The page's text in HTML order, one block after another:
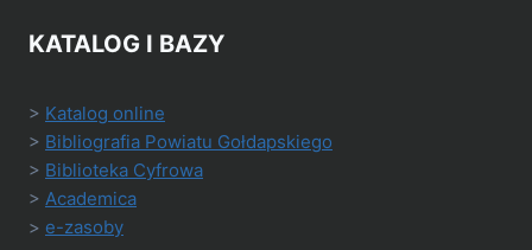
KATALOG I BAZY
> Katalog online
> Bibliografia Powiatu Gołdapskiego
> Biblioteka Cyfrowa
> Academica
> e-zasoby